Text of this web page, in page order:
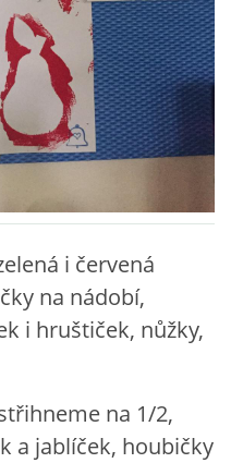
i červená
na nádobí,
i hruštiček, nůžky,
na 1/2,
a jablíček, houbičky